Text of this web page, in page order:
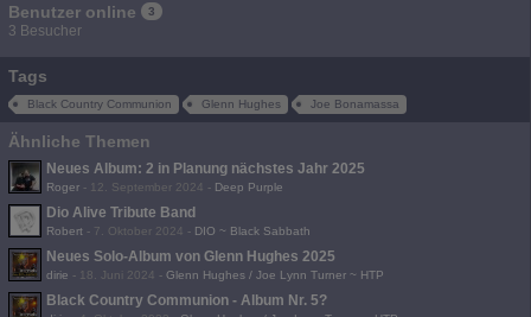
Benutzer online 3
3 Besucher
Tags
Black Country Communion Glenn Hughes Joe Bonamassa
Ähnliche Themen
Neues Album: 2 in Planung nächstes Jahr 2025
Roger - 12. September 2024 - Deep Purple
Dio Alive Tribute Band
Robert - 7. Oktober 2024 - DIO ~ Black Sabbath
Neues Solo-Album von Glenn Hughes 2025
dirie - 18. Juni 2024 - Glenn Hughes / Joe Lynn Turner ~ HTP
Black Country Communion - Album Nr. 5?